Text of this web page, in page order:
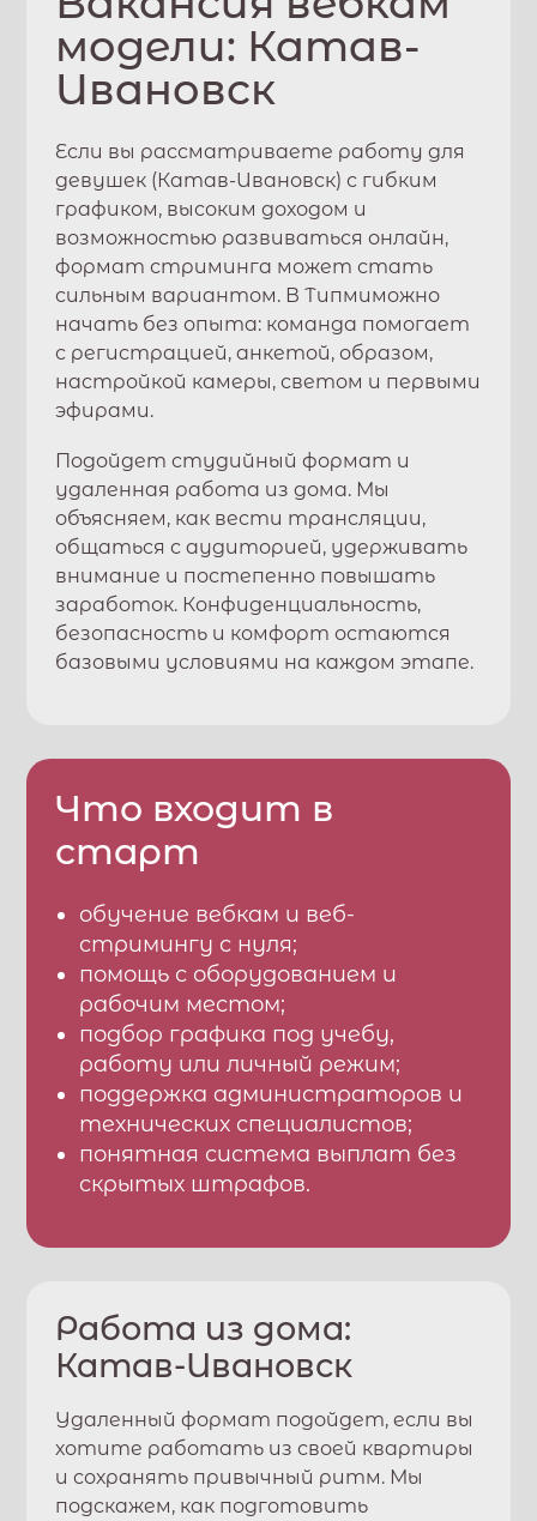
модели: Катав-
Ивановск
Если вы рассматриваете работу для
девушек (Катав-Ивановск) с гибким
графиком, высоким доходом и
возможностью развиваться онлайн,
формат стриминга может стать
сильным вариантом. ВТипмиможно
начать без опыта: команда помогает
с регистрацией, анкетой, образом,
настройкой камеры, светом и первыми
эфирами.
Подойдет студийный формат и
удаленная работа из дома. Мы
объясняем, как вести трансляции,
общаться с аудиторией, удерживать
внимание и постепенно повышать
заработок. Конфиденциальность,
безопасность и комфорт остаются
базовыми условиями на каждом этапе.
Что входит в
старт
обучение вебкам и веб-
стримингу с нуля;
помощь с оборудованием и
рабочим местом;
подбор графика под учебу,
работу или личный режим;
поддержка администраторов и
технических специалистов;
понятная система выплат без
скрытых штрафов.
Работа из дома:
Катав-Ивановск
Удаленный формат подойдет, если вы
хотите работать из своей квартиры
и сохранять привычный ритм. Мы
подскажем, как подготовить